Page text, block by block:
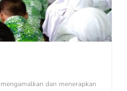
dan menerapkan